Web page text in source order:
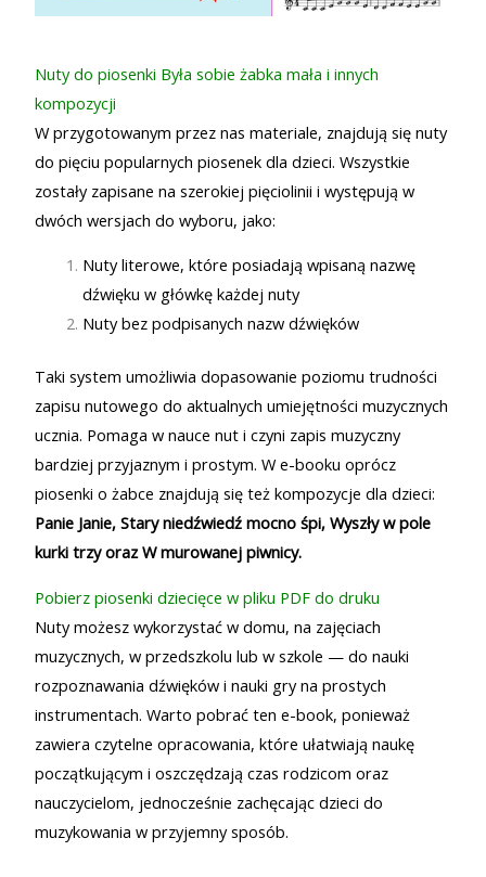
Nuty do piosenki Była sobie żabka mała i innych
kompozycji
W przygotowanym przez nas materiale, znajdują się nuty
do pięciu popularnych piosenek dla dzieci. Wszystkie
zostały zapisane na szerokiej pięciolinii i występują w
dwóch wersjach do wyboru, jako:
Nuty literowe, które posiadają wpisaną nazwę
dźwięku w główkę każdej nuty
Nuty bez podpisanych nazw dźwięków
Taki system umożliwia dopasowanie poziomu trudności
zapisu nutowego do aktualnych umiejętności muzycznych
ucznia. Pomaga w nauce nut i czyni zapis muzyczny
bardziej przyjaznym i prostym. W e-booku oprócz
piosenki o żabce znajdują się też kompozycje dla dzieci:
Panie Janie, Stary niedźwiedź mocno śpi, Wyszły w pole
kurki trzy oraz W murowanej piwnicy.
Pobierz piosenki dziecięce w pliku PDF do druku
Nuty możesz wykorzystać w domu, na zajęciach
muzycznych, w przedszkolu lub w szkole — do nauki
rozpoznawania dźwięków i nauki gry na prostych
instrumentach. Warto pobrać ten e-book, ponieważ
zawiera czytelne opracowania, które ułatwiają naukę
początkującym i oszczędzają czas rodzicom oraz
nauczycielom, jednocześnie zachęcając dzieci do
muzykowania w przyjemny sposób.